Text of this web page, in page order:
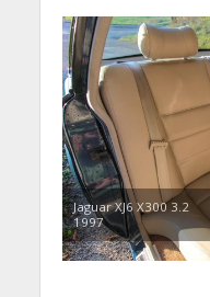
Jaguar XJ6 X300 3.2
1997